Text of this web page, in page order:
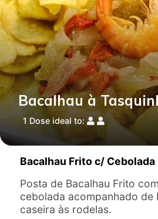
Bacalhau à
1 Dose ideal to:
Bacalhau Frito c/ Cebolada
Posta de Bacalhau Frito
cebolada acompanhado de
caseira às rodelas.